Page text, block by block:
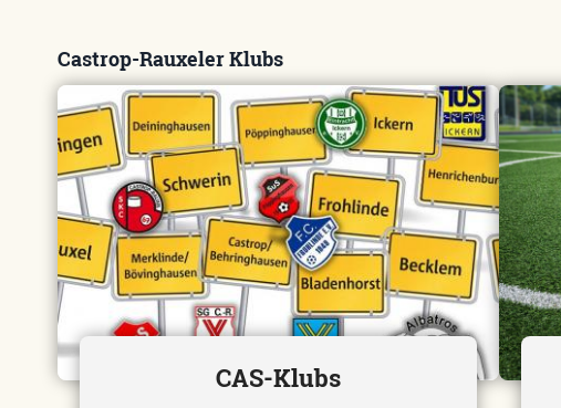
Castrop-Rauxeler Klubs
CAS-Klubs